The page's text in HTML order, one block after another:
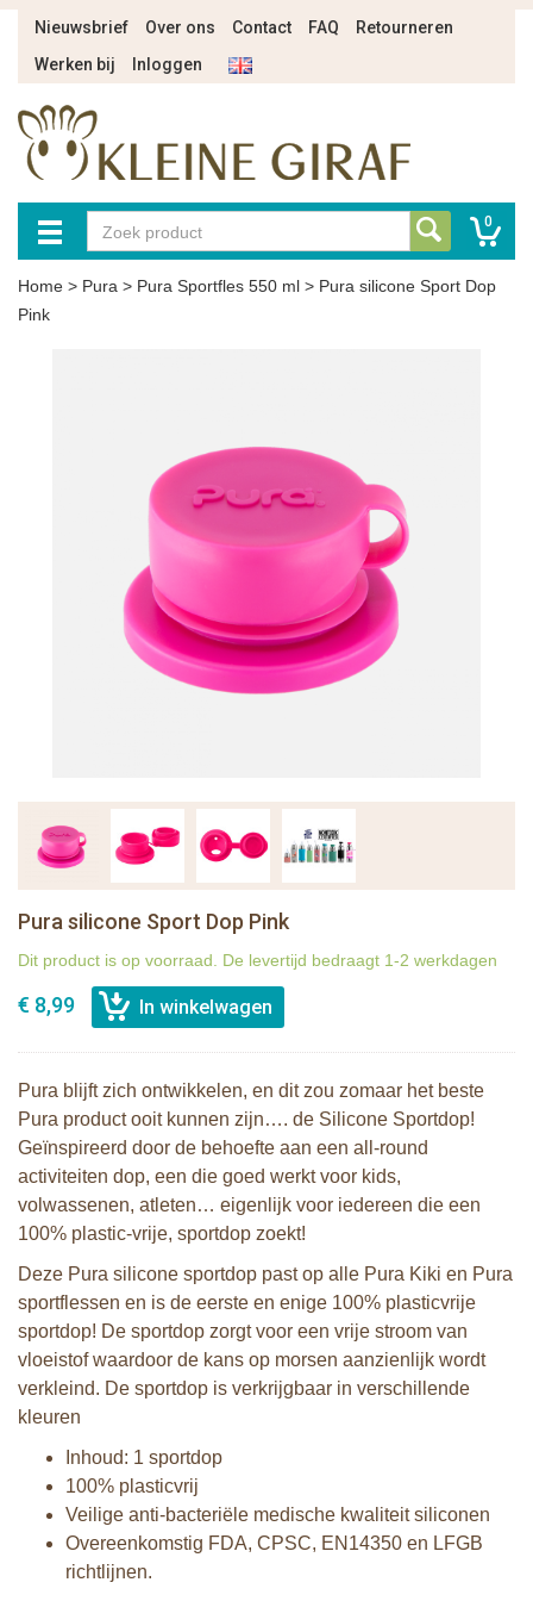
Nieuwsbrief Over ons Contact FAQ
Retourneren
Werken bij
Inloggen
0
Home > Pura > Pura Sportfles 550 ml > Pura silicone Sport Dop
Pink
Pura silicone Sport Dop Pink
Dit product is op voorraad. De levertijd bedraagt 1-2 werkdagen
€ 8,99
Pura blijft zich ontwikkelen, en dit zou zomaar het beste
Pura product ooit kunnen zijn…. de Silicone Sportdop!
Geïnspireerd door de behoefte aan een all-round
activiteiten dop, een die goed werkt voor kids,
volwassenen, atleten… eigenlijk voor iedereen die een
100% plastic-vrije, sportdop zoekt!
Deze Pura silicone sportdop past op alle Pura Kiki en Pura
sportflessen en is de eerste en enige 100% plasticvrije
sportdop! De sportdop zorgt voor een vrije stroom van
vloeistof waardoor de kans op morsen aanzienlijk wordt
verkleind. De sportdop is verkrijgbaar in verschillende
kleuren
Inhoud: 1 sportdop
100% plasticvrij
Veilige anti-bacteriële medische kwaliteit siliconen
Overeenkomstig FDA, CPSC, EN14350 en LFGB
richtlijnen.